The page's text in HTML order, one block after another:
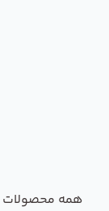
همه محصولات